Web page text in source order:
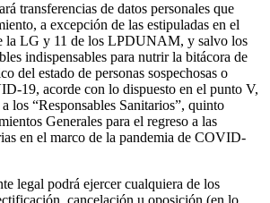
transferencias de datos personales que
a excepción de las estipuladas en el
la LG y 11 de los LPDUNAM, y salvo los
indispensables para nutrir la bitácora de
del estado de personas sospechosas o
19, acorde con lo dispuesto en el punto V,
los “Responsables Sanitarios”, quinto
Generales para el regreso a las
en el marco de la pandemia de COVID-
legal podrá ejercer cualquiera de los